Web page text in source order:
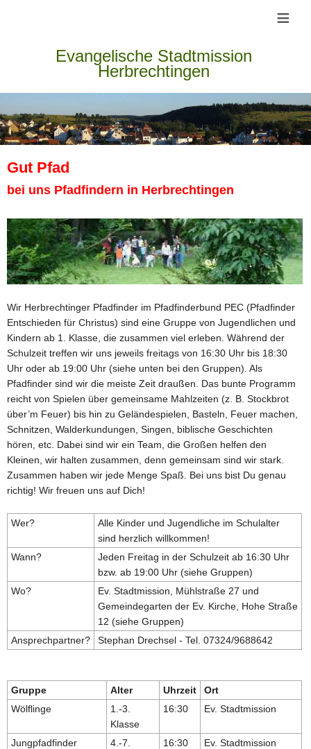
≡
Evangelische Stadtmission
Herbrechtingen
Gut Pfad
bei uns Pfadfindern in Herbrechtingen
Wir Herbrechtinger Pfadfinder im Pfadfinderbund PEC (Pfadfinder
Entschieden für Christus) sind eine Gruppe von Jugendlichen und
Kindern ab 1. Klasse, die zusammen viel erleben. Während der
Schulzeit treffen wir uns jeweils freitags von 16:30 Uhr bis 18:30
Uhr oder ab 19:00 Uhr (siehe unten bei den Gruppen). Als
Pfadfinder sind wir die meiste Zeit draußen. Das bunte Programm
reicht von Spielen über gemeinsame Mahlzeiten (z. B. Stockbrot
über’m Feuer) bis hin zu Geländespielen, Basteln, Feuer machen,
Schnitzen, Walderkundungen, Singen, biblische Geschichten
hören, etc. Dabei sind wir ein Team, die Großen helfen den
Kleinen, wir halten zusammen, denn gemeinsam sind wir stark.
Zusammen haben wir jede Menge Spaß. Bei uns bist Du genau
richtig! Wir freuen uns auf Dich!
Wer?
Alle Kinder und Jugendliche im Schulalter
sind herzlich willkommen!
Wann?
Jeden Freitag in der Schulzeit ab 16:30 Uhr
bzw. ab 19:00 Uhr (siehe Gruppen)
Wo?
Ev. Stadtmission, Mühlstraße 27 und
Gemeindegarten der Ev. Kirche, Hohe Straße
12 (siehe Gruppen)
Ansprechpartner?
Stephan Drechsel - Tel. 07324/9688642
Gruppe Alter Uhrzeit
Ort
Wölflinge
1.-3.
Klasse
16:30 Ev. Stadtmission
Jungpfadfinder
4.-7.
16:30 Ev. Stadtmission